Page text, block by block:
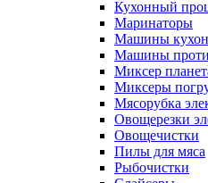
Кухонный
Маринаторы
Машины
Машины
Миксер
Миксеры
Мясорубка
Овощерезки
Овощечистки
Пилы для мяса
Рыбочистки